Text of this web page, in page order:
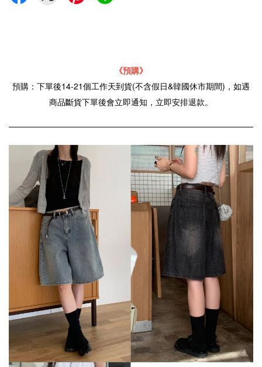
《預購》
預購：下單後14-21個工作天到貨(不含假日&韓國休市期間)，如遇
商品斷貨下單後會立即通知，立即安排退款。